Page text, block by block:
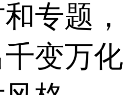
专题，
变万化